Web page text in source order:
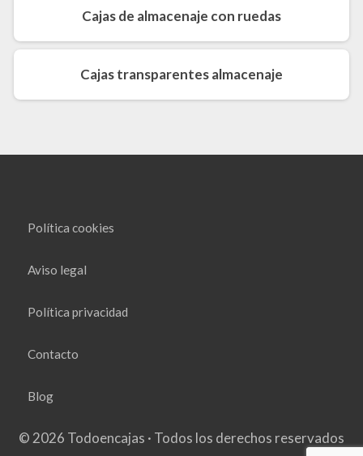
Cajas de almacenaje con ruedas
Cajas transparentes almacenaje
Política cookies
Aviso legal
Política privacidad
Contacto
Blog
© 2026 Todoencajas · Todos los derechos reservados